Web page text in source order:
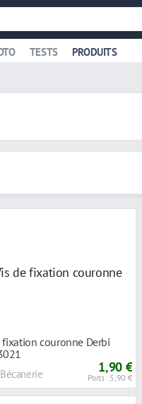
TESTS PRODUITS
fixation couronne Derbi
1,90 €
Ports : 5,90 €